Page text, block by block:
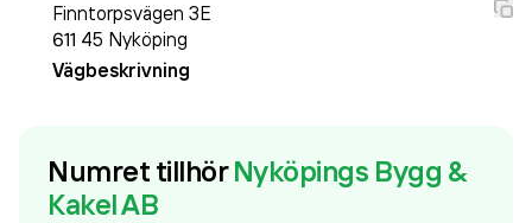
Finntorpsvägen 3E
611 45 Nyköping
Vägbeskrivning
Numret tillhör Nyköpings Bygg &
Kakel AB